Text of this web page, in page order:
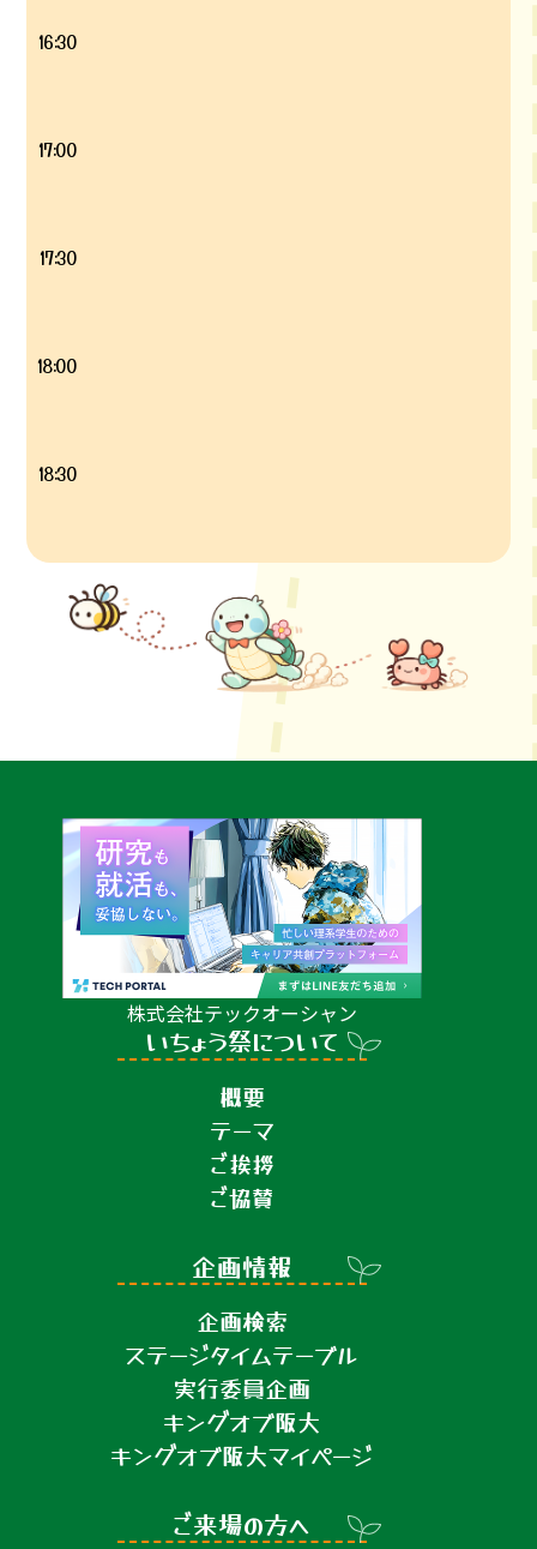
16:30
17:00
17:30
18:00
18:30
株式会社テックオーシャン
いちょう祭について
概要
テーマ
ご挨拶
ご協賛
企画情報
企画検索
ステージタイムテーブル
実行委員企画
キングオブ阪大
キングオブ阪大マイページ
ご来場の方へ